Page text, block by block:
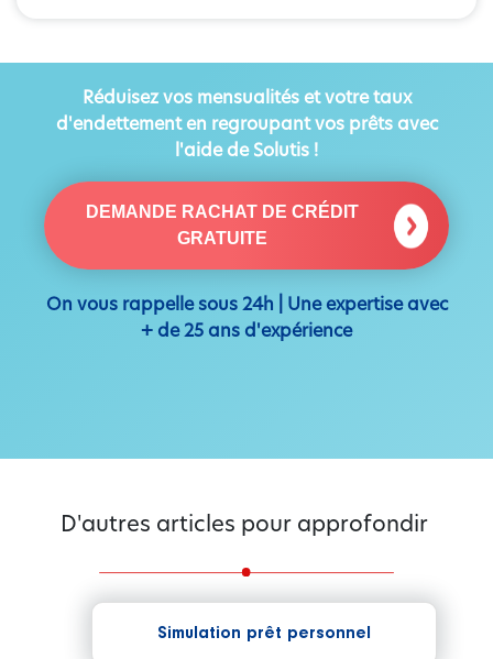
Réduisez vos mensualités et votre taux
d'endettement en regroupant vos prêts avec
l'aide de Solutis !
DEMANDE RACHAT DE CRÉDIT
GRATUITE
On vous rappelle sous 24h | Une expertise avec
+ de 25 ans d'expérience
D'autres articles pour approfondir
Simulation prêt personnel